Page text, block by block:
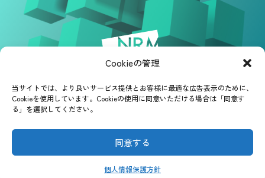
Cookieの管理
当サイトでは、より良いサービス提供とお客様に最適な広告表示のために、
Cookieを使用しています。Cookieの使用に同意いただける場合は「同意す
る」を選択してください。
同意する
個人情報保護方針